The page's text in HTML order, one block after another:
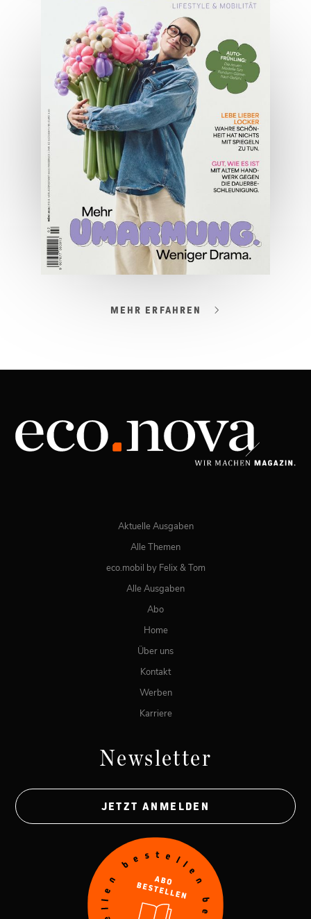
04/2026
Wirtschaftsausgabe April 2026
JETZT BESTELLEN
ONLINE LESEN
03/2026
JETZT BESTELLEN
MEHR ERFAHREN
Aktuelle Ausgaben
Alle Themen
eco.mobil by Felix & Tom
Alle Ausgaben
Abo
Home
Über uns
Kontakt
Werben
Karriere
Newsletter
JETZT ANMELDEN